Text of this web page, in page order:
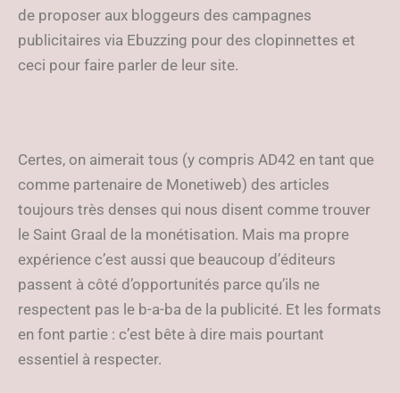
de proposer aux bloggeurs des campagnes
publicitaires via Ebuzzing pour des clopinnettes et
ceci pour faire parler de leur site.
Certes, on aimerait tous (y compris AD42 en tant que
comme partenaire de Monetiweb) des articles
toujours très denses qui nous disent comme trouver
le Saint Graal de la monétisation. Mais ma propre
expérience c’est aussi que beaucoup d’éditeurs
passent à côté d’opportunités parce qu’ils ne
respectent pas le b-a-ba de la publicité. Et les formats
en font partie : c’est bête à dire mais pourtant
essentiel à respecter.